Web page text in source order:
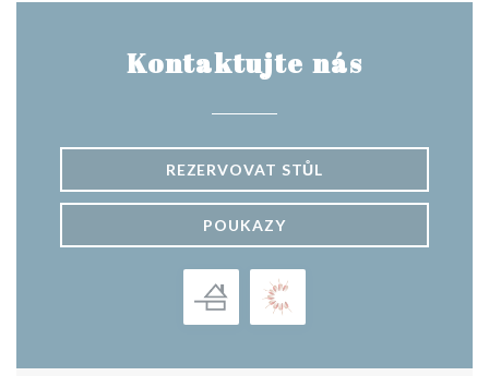
Kontaktujte nás
REZERVOVAT STŮL
POUKAZY